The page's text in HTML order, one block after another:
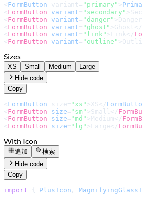
< FormButton variant= "primary" >
< FormButton variant= "secondary" >
< FormButton variant= "danger" > Danger
< FormButton variant= "ghost" > Ghost </
< FormButton variant= "link" > Link </
< FormButton variant= "outline" >
Sizes
XS Small Medium
Large
Hide code
Copy
< FormButton size= "xs" > XS</
< FormButton size= "sm" > Small </
< FormButton size= "md" > Medium</
< FormButton size= "lg" > Large</
With Icon
追加
検索
Hide code
Copy
import { PlusIcon ,